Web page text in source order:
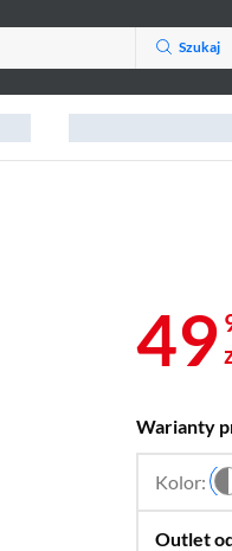
Szukaj
49
Warianty
Kolor:
Outlet